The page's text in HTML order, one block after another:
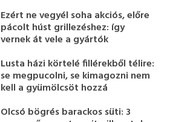
Ezért ne vegyél soha akciós, előre
pácolt húst grillezéshez: így
vernek át vele a gyártók
Lusta házi körtelé fillérekből télire:
se megpucolni, se kimagozni nem
kell a gyümölcsöt hozzá
Olcsó bögrés barackos süti: 3